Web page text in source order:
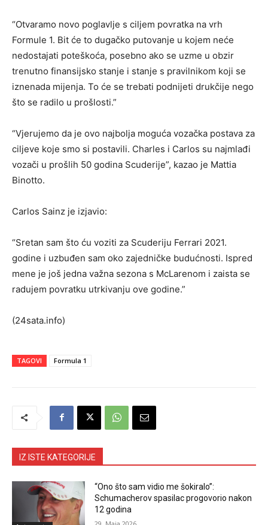
“Otvaramo novo poglavlje s ciljem povratka na vrh
Formule 1. Bit će to dugačko putovanje u kojem neće
nedostajati poteškoća, posebno ako se uzme u obzir
trenutno finansijsko stanje i stanje s pravilnikom koji se
iznenada mijenja. To će se trebati podnijeti drukčije nego
što se radilo u prošlosti.”
“Vjerujemo da je ovo najbolja moguća vozačka postava za
ciljeve koje smo si postavili. Charles i Carlos su najmlađi
vozači u prošlih 50 godina Scuderije”, kazao je Mattia
Binotto.
Carlos Sainz je izjavio:
“Sretan sam što ću voziti za Scuderiju Ferrari 2021.
godine i uzbuđen sam oko zajedničke budućnosti. Ispred
mene je još jedna važna sezona s McLarenom i zaista se
radujem povratku utrkivanju ove godine.”
(24sata.info)
TAGOVI Formula 1
IZ ISTE KATEGORIJE
“Ono što sam vidio me šokiralo”:
Schumacherov spasilac progovorio nakon
12 godina